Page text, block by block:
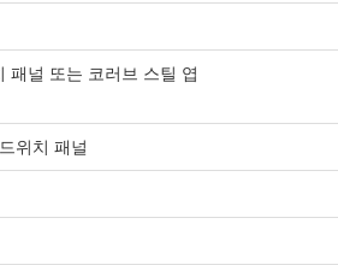
패널 또는 코러브 스틸 엽
위치 패널